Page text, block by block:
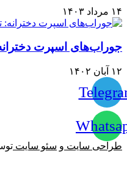
۱۴ مرداد ۱۴۰۳
جوراب‌های اسپرت
۱۲ آبان ۱۴۰۲
طراحی سایت و سئو سایت